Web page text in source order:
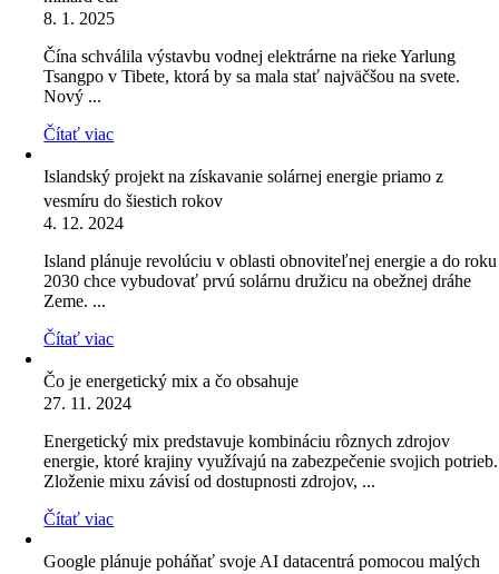
8. 1. 2025
Čína schválila výstavbu vodnej elektrárne na rieke Yarlung
Tsangpo v Tibete, ktorá by sa mala stať najväčšou na svete.
Nový ...
Čítať viac
Islandský projekt na získavanie solárnej energie priamo z
vesmíru do šiestich rokov
4. 12. 2024
Island plánuje revolúciu v oblasti obnoviteľnej energie a do roku
2030 chce vybudovať prvú solárnu družicu na obežnej dráhe
Zeme. ...
Čítať viac
Čo je energetický mix a čo obsahuje
27. 11. 2024
Energetický mix predstavuje kombináciu rôznych zdrojov
energie, ktoré krajiny využívajú na zabezpečenie svojich potrieb.
Zloženie mixu závisí od dostupnosti zdrojov, ...
Čítať viac
Google plánuje poháňať svoje AI datacentrá pomocou malých